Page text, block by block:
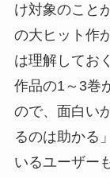
け対象のこと
の大ヒット作
は理解してお
作品の1～3巻
ので、面白い
るのは助かる
いるユーザー